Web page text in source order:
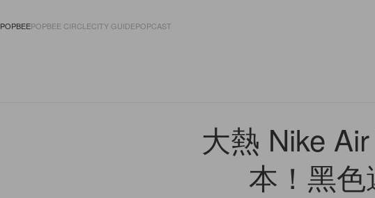
POPBEEPOPBEE CIRCLECITY GUIDEPOPCAST
大熱 Nike
本！黑色